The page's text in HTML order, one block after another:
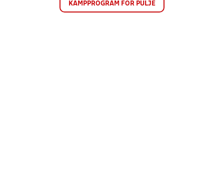
KAMPPROGRAM FOR PULJE